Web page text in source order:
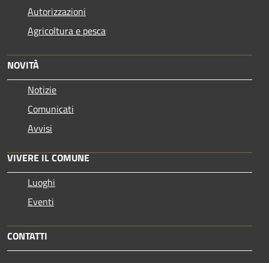
Autorizzazioni
Agricoltura e pesca
NOVITÀ
Notizie
Comunicati
Avvisi
VIVERE IL COMUNE
Luoghi
Eventi
CONTATTI